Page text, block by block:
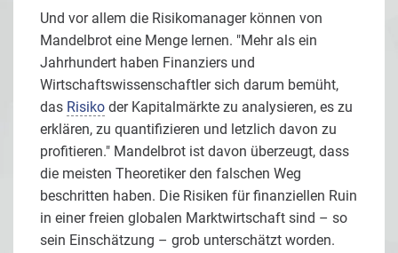
Und vor allem die Risikomanager können von
Mandelbrot eine Menge lernen. "Mehr als ein
Jahrhundert haben Finanziers und
Wirtschaftswissenschaftler sich darum bemüht,
das Risiko der Kapitalmärkte zu analysieren, es zu
erklären, zu quantifizieren und letzlich davon zu
profitieren." Mandelbrot ist davon überzeugt, dass
die meisten Theoretiker den falschen Weg
beschritten haben. Die Risiken für finanziellen Ruin
in einer freien globalen Marktwirtschaft sind – so
sein Einschätzung – grob unterschätzt worden.